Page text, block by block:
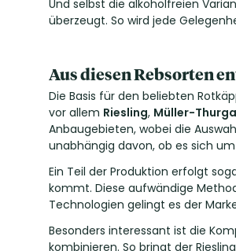
Und selbst die alkoholfreien
überzeugt. So wird jede
Aus diesen Rebsorten
Die Basis für den beliebten
vor allem Riesling, Müller-
Anbaugebieten, wobei die
unabhängig davon, ob es sich
Ein Teil der Produktion erfolgt
kommt. Diese aufwändige
Technologien gelingt es der
Besonders interessant ist die
kombinieren. So bringt der